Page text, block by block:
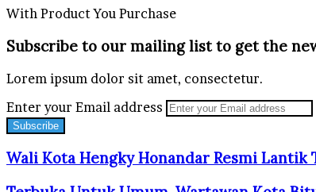
With Product You Purchase
Subscribe to our mailing list to get the
Lorem ipsum dolor sit amet, consectetur.
Enter your Email address
Wali Kota Hengky Honandar Resmi Lantik